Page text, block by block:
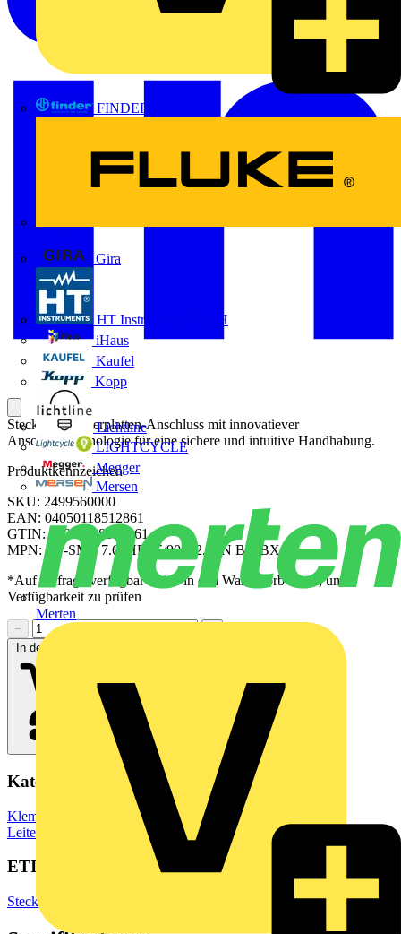
FINDER
Gira
HT Instruments GmbH
iHaus
Kaufel
Kopp
Lichtline
LIGHTCYCLE
Megger
Mersen
Merten
Steckbarer Leiterplatten-Anschluss mit innovatiever
Anschlusstechnologie für eine sichere und intuitive Handhabung.
Produktkennzeichen
SKU: 2499560000
EAN: 04050118512861
GTIN: 04050118512861
MPN: SV-SMT 7.62HP/05/90G 2.6SN BK BX
*Auf Anfrage verfügbar - bitte in den Warenkorb legen, um
Verfügbarkeit zu prüfen
−
In den Warenkorb
Kategorien
Klemmen, Steckverbinder & Verbindungselemente
Leiterplattensteckverbinder
ETIM Group
Steckverbinder